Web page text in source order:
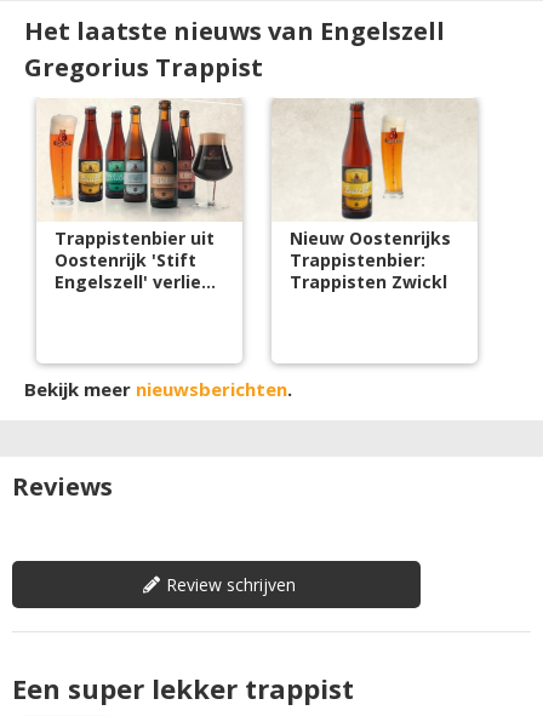
Het laatste nieuws van Engelszell
Gregorius Trappist
Trappistenbier uit
Oostenrijk 'Stift
Engelszell' verliest
Nieuw Oostenrijks
Trappistenbier:
Trappisten Zwickl
Bekijk meer nieuwsberichten.
Reviews
Review schrijven
Een super lekker trappist